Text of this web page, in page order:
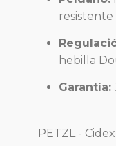
resistente
hebilla
Garantía:
PETZL -